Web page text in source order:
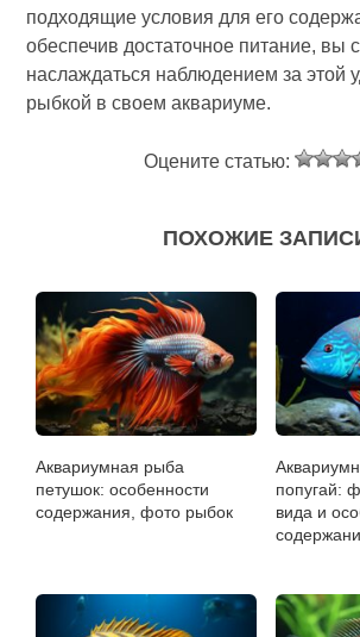
подходящие условия для его
обеспечив достаточное питание, вы
наслаждаться наблюдением за этой
рыбкой в своем аквариуме.
Оцените статью:
ПОХОЖИЕ
Аквариумная рыба
петушок: особенности
содержания, фото рыбок
попугай:
вида и